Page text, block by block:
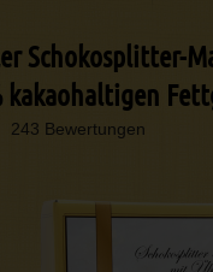
Schokosplitter-
kakaohaltigen
243 Bewertungen